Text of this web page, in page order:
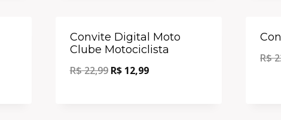
Convite Digital Moto
Clube Motociclista
R$22,99 R$12,99
R$